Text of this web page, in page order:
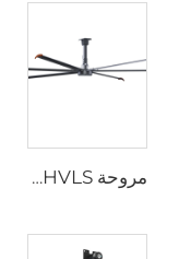
مروحة HVLS بطول 24 قدمًا (7.3 متر) كبيرة الحجم، مروحة سقف صناعية كهربائية لمزارع الأبقار والمستودعات